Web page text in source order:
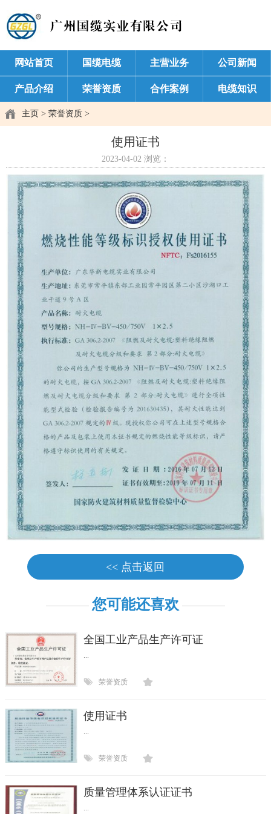
网站首页 国缆电缆 主营业务 公司新闻
产品介绍 荣誉资质 合作案例 电缆知识
主页 > 荣誉资质 >
使用证书
2023-04-02 浏览：
<< 点击返回
您可能还喜欢
全国工业产品生产许可证
...
荣誉资质
使用证书
...
荣誉资质
质量管理体系认证证书
...